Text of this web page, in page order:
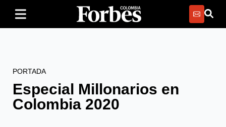
PORTADA
Especial Millonarios en
Colombia 2020